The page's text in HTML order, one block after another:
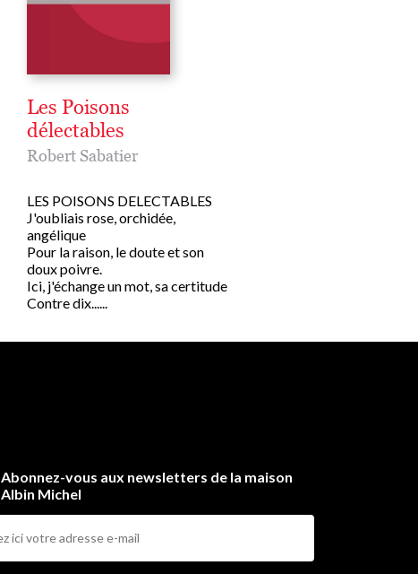
Les Poisons
délectables
Robert Sabatier
LES POISONS DELECTABLES
J'oubliais rose, orchidée,
angélique
Pour la raison, le doute et son
doux poivre.
Ici, j'échange un mot, sa certitude
Contre dix......
Abonnez-vous aux newsletters de la maison
Albin Michel